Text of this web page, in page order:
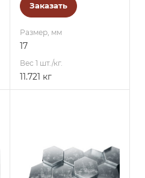
Заказать
Размер, мм
17
Вес 1 шт./кг.
11.721 кг